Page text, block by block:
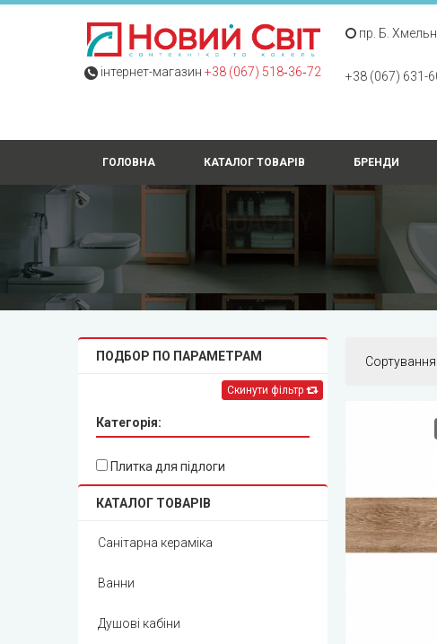
інтернет-магазин +38 (067) 518‑36‑72
пр. Б.
+38 (067) 631-
ГОЛОВНА КАТАЛОГ ТОВАРІВ БРЕНДИ
ПОДБОР ПО ПАРАМЕТРАМ
Скинути фільтр
Категорія:
Плитка для підлоги
КАТАЛОГ ТОВАРІВ
Санітарна кераміка
Ванни
Душові кабіни
Сортування